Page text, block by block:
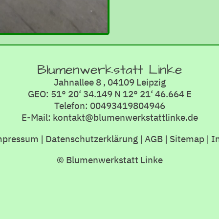
Blumenwerkstatt Linke
Jahnallee 8 , 04109 Leipzig
GEO: 51° 20‘ 34.149 N 12° 21‘ 46.664 E
Telefon: 00493419804946
E-Mail: kontakt@blumenwerkstattlinke.de
| Datenschutzerklärung | AGB | Sitemap |
© Blumenwerkstatt Linke